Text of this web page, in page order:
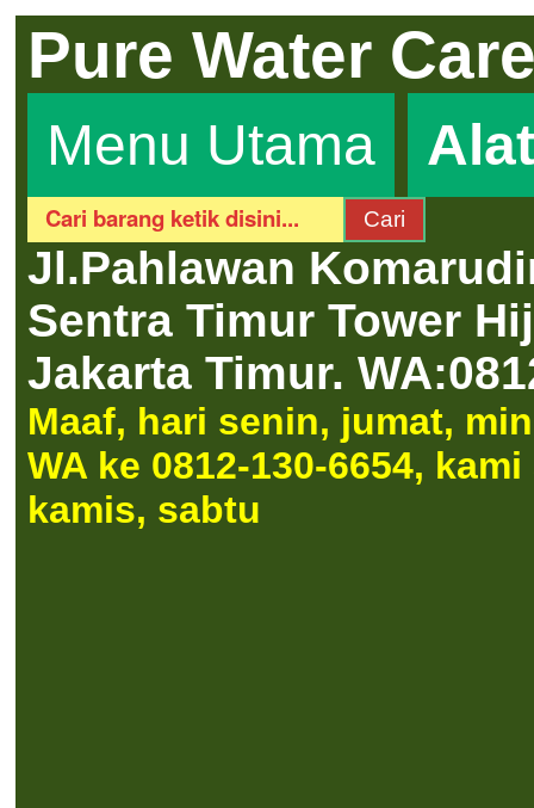
Pure Water
Menu Utama
Jl.Pahlawan
Sentra Timur Tower
Jakarta Timur.
Maaf, hari senin, jumat,
WA ke 0812-130-6654,
kamis, sabtu